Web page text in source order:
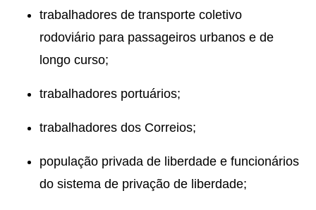
trabalhadores de transporte coletivo
rodoviário para passageiros urbanos e de
longo curso;
trabalhadores portuários;
trabalhadores dos Correios;
população privada de liberdade e funcionários
do sistema de privação de liberdade;